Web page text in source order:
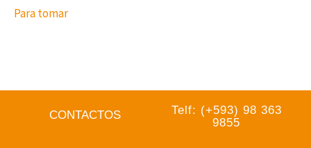
Para tomar
CONTACTOS
Telf: (+593) 98 363
9855